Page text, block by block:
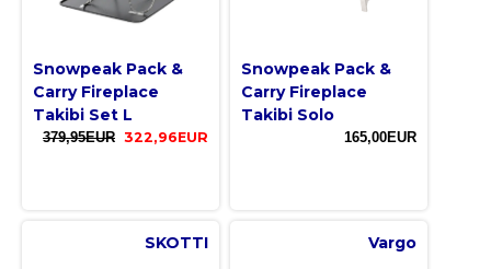
Snowpeak Pack &
Carry Fireplace
Takibi Set L
379,95EUR 322,96EUR
Snowpeak Pack &
Carry Fireplace
Takibi Solo
165,00EUR
SKOTTI Vargo